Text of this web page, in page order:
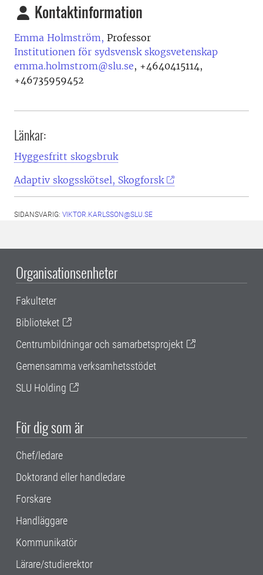
Kontaktinformation
Emma Holmström, Professor
Institutionen för sydsvensk skogsvetenskap
emma.holmstrom@slu.se, +4640415114,
+46735959452
Länkar:
Hyggesfritt skogsbruk
Adaptiv skogsskötsel, Skogforsk
SIDANSVARIG: VIKTOR.KARLSSON@SLU.SE
Organisationsenheter
Fakulteter
Biblioteket
Centrumbildningar och samarbetsprojekt
Gemensamma verksamhetsstödet
SLU Holding
För dig som är
Chef/ledare
Doktorand eller handledare
Forskare
Handläggare
Kommunikatör
Lärare/studierektor